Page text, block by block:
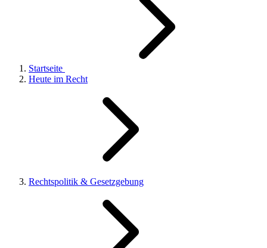
Startseite
Heute im Recht
Rechtspolitik & Gesetzgebung